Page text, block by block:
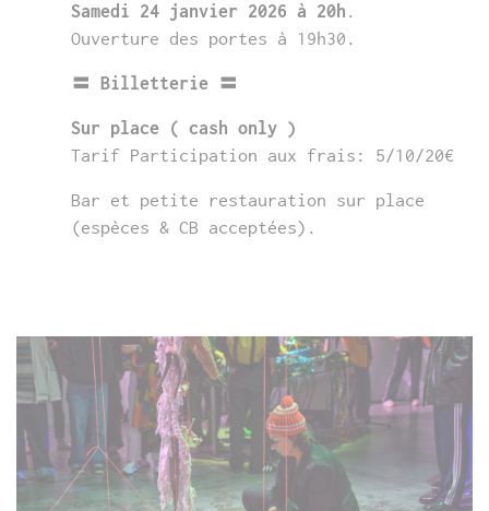
Samedi 24 janvier 2026 à 20h .
Ouverture des portes à 19h30.
〓 Billetterie 〓
Sur place ( cash only )
Tarif Participation aux frais: 5/10/20€
Bar et petite restauration sur place
(espèces & CB acceptées).